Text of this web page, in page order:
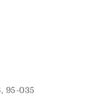
95-035